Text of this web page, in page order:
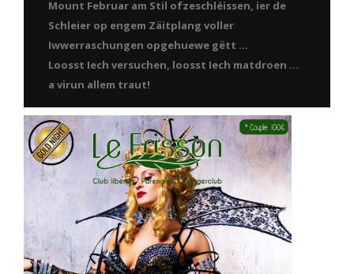
Mount Februar am Stil ofzeschléissen, ier de
Schleier op engem Zäitplang voller
Iwwerraschungen opgehuewe gëtt …
Loosst Iech versuchen, loosst Iech matdroen …
a virun allem traut!